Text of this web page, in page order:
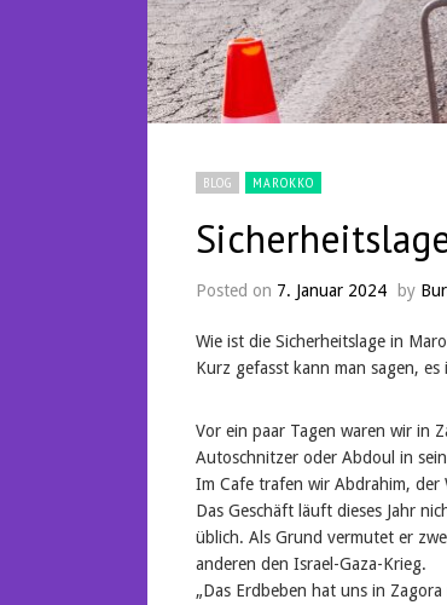
BLOG MAROKKO
Posted on 7. Januar 2024 by
Wie ist die Sicherheitslage in
Kurz gefasst kann man sagen, es
Vor ein paar Tagen waren wir in
Autoschnitzer oder Abdoul in
Im Cafe trafen wir Abdrahim, der
Das Geschäft läuft dieses Jahr
üblich. Als Grund vermutet er
anderen den Israel-Gaza-Krieg.
„Das Erdbeben hat uns in